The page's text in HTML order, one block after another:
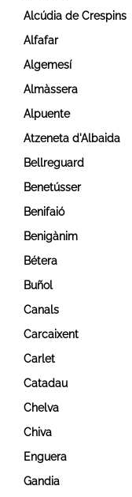
Alcúdia de Crespins
Alfafar
Algemesí
Almàssera
Alpuente
Atzeneta d'Albaida
Bellreguard
Benetússer
Benifaió
Benigànim
Bétera
Buñol
Canals
Carcaixent
Carlet
Catadau
Chelva
Chiva
Enguera
Gandia